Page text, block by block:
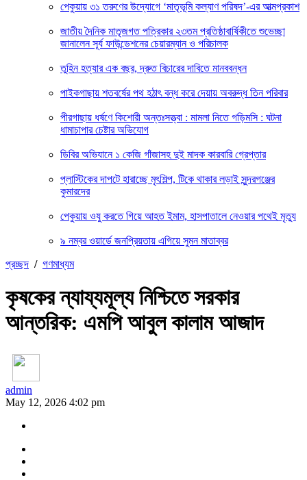
পেকুয়ায় ৩১ তরুণের উদ্যোগে ‘মাতৃভূমি কল্যাণ পরিষদ’-এর আত্মপ্রকাশ
জাতীয় দৈনিক মাতৃজগত পত্রিকার ২৩তম প্রতিষ্ঠাবার্ষিকীতে শুভেচ্ছা
জানালেন সূর্য ফাউন্ডেশনের চেয়ারম্যান ও পরিচালক
তুহিন হত্যার এক বছর, দ্রুত বিচারের দাবিতে মানববন্ধন
পাইকগাছায় শতবর্ষের পথ হঠাৎ বন্ধ করে দেয়ায় অবরুদ্ধ তিন পরিবার
পীরগাছায় ধর্ষণে কিশোরী অন্তঃসত্ত্বা : মামলা নিতে গড়িমসি : ঘটনা
ধামাচাপার চেষ্টার অভিযোগ
ডিবির অভিযানে ১ কেজি গাঁজাসহ দুই মাদক কারবারি গ্রেপ্তার
প্লাস্টিকের দাপটে হারাচ্ছে মৃৎশিল্প, টিকে থাকার লড়াই সুন্দরগঞ্জের
কুমারদের
পেকুয়ায় ওযু করতে গিয়ে আহত ইমাম, হাসপাতালে নেওয়ার পথেই মৃত্যু
৯ নম্বর ওয়ার্ডে জনপ্রিয়তায় এগিয়ে সুমন মাতাব্বর
প্রচ্ছদ / গণমাধ্যম
কৃষকের ন্যায্যমূল্য নিশ্চিতে সরকার
আন্তরিক: এমপি আবুল কালাম আজাদ
admin
May 12, 2026 4:02 pm